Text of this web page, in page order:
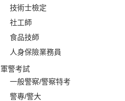
技術士檢定
社工師
食品技師
人身保險業務員
軍警考試
一般警察/警察特考
警專/警大